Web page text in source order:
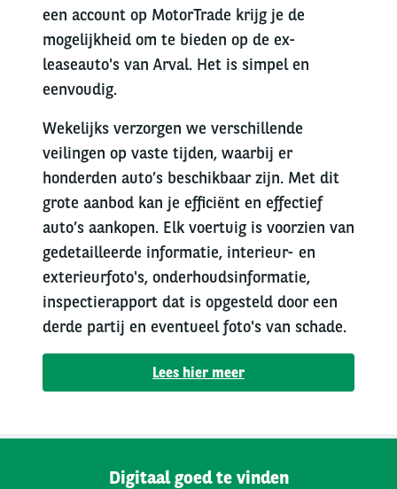
een account op MotorTrade krijg je de
mogelijkheid om te bieden op de ex-
leaseauto's van Arval. Het is simpel en
eenvoudig.
Wekelijks verzorgen we verschillende
veilingen op vaste tijden, waarbij er
honderden auto’s beschikbaar zijn. Met dit
grote aanbod kan je efficiënt en effectief
auto’s aankopen. Elk voertuig is voorzien van
gedetailleerde informatie, interieur- en
exterieurfoto's, onderhoudsinformatie,
inspectierapport dat is opgesteld door een
derde partij en eventueel foto's van schade.
Lees hier meer
Digitaal goed te vinden